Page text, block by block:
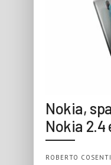
Nokia,
Nokia 2.4
ROBERTO